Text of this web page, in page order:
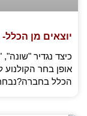
יוצאים מן
כיצד נגדיר
אופן בחר
הכלל בחברה?נבחר